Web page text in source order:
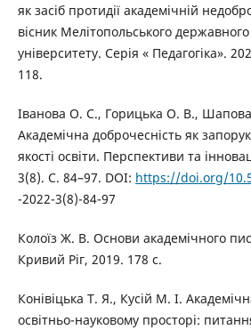
як засіб протидії академічній
вісник Мелітопольського державного
університету. Серія « Педагогіка».
118.
Іванова О. С., Горицька О. В.,
Академічна доброчесність як
якості освіти. Перспективи та
3(8). С. 84–97. DOI: https://doi.org/
-2022-3(8)-84-97
Колоїз Ж. В. Основи академічного
Кривий Ріг, 2019. 178 с.
Конівіцька Т. Я., Кусій М. І.
освітньо-науковому просторі: